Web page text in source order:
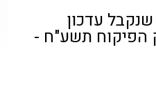
עדכון
הפיקוח תשע"ח -